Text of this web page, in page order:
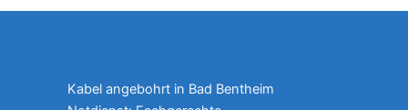
Kabel angebohrt in Bad Bentheim